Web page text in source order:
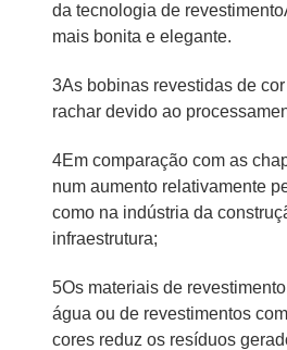
da tecnologia de
mais bonita e elegante.
3As bobinas revestidas de
rachar devido ao
4Em comparação com as
num aumento relativamente
como na indústria da
infraestrutura;
5Os materiais de
água ou de revestimentos
cores reduz os resíduos